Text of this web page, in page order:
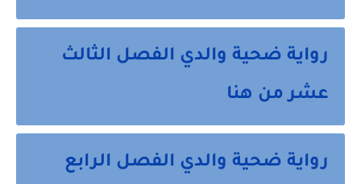
رواية ضحية والدي الفصل الثالث
عشر من هنا
رواية ضحية والدي الفصل الرابع